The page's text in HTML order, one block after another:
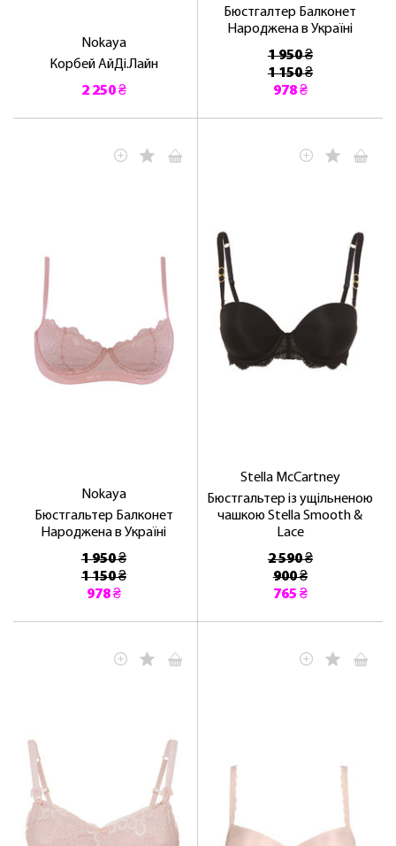
Nokaya
Корбей АйДі.Лайн
2 250 ₴
Бюстгалтер Балконет
Народжена в Україні
1 950 ₴
1 150 ₴
978 ₴
Nokaya
Бюстгальтер Балконет
Народжена в Україні
1 950 ₴
1 150 ₴
978 ₴
Stella McCartney
Бюстгальтер із ущільненою
чашкою Stella Smooth &
Lace
2 590 ₴
900 ₴
765 ₴